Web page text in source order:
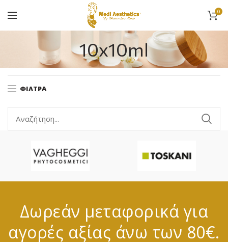
0
10x10ml
ΦΊΛΤΡΑ
Δωρεάν μεταφορικά για
αγορές αξίας άνω των 80€.